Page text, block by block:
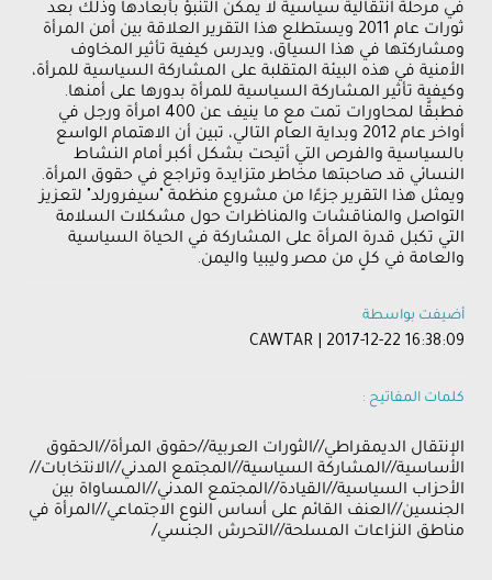
في مرحلة انتقالية سياسية لا يمكن التنبؤ بأبعادها وذلك بعد
ثورات عام 2011 ويستطلع هذا التقرير العلاقة بين أمن المرأة
ومشاركتها في هذا السياق، ويدرس كيفية تأثير المخاوف
الأمنية في هذه البيئة المتقلبة على المشاركة السياسية للمرأة،
وكيفية تأثير المشاركة السياسية للمرأة بدورها على أمنها.
فطبقًا لمحاورات تمت مع ما ينيف عن 400 امرأة ورجل في
أواخر عام 2012 وبداية العام التالي، تبين أن الاهتمام الواسع
بالسياسية والفرص التي أتيحت بشكل أكبر أمام النشاط
النسائي قد صاحبتها مخاطر متزايدة وتراجع في حقوق المرأة.
ويمثل هذا التقرير جزءًا من مشروع منظمة "سيفرورلد" لتعزيز
التواصل والمناقشات والمناظرات حول مشكلات السلامة
التي تكبل قدرة المرأة على المشاركة في الحياة السياسية
والعامة في كلٍ من مصر وليبيا واليمن.
أضيفت بواسطة
CAWTAR | 2017-12-22 16:38:09
كلمات المفاتيح :
الإنتقال الديمقراطي//الثورات العربية//حقوق المرأة//الحقوق
الأساسية//المشاركة السياسية//المجتمع المدني//الانتخابات//
الأحزاب السياسية//القيادة//المجتمع المدني//المساواة بين
الجنسين//العنف القائم على أساس النوع الاجتماعي//المرأة في
مناطق النزاعات المسلحة//التحرش الجنسي/